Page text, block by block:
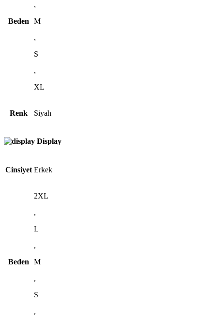
Beden
,
M
,
S
,
XL
Renk Siyah
Display
Cinsiyet Erkek
Beden
2XL
,
L
,
M
,
S
,